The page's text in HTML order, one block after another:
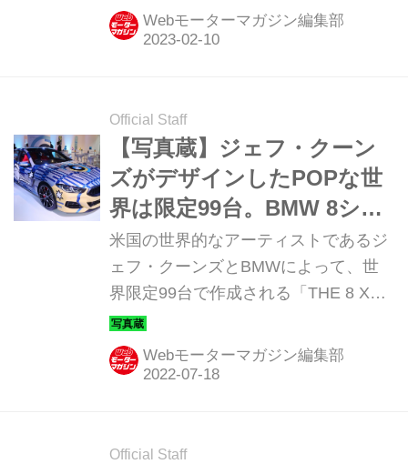
幅にアップデートして発表した。日本
仕様に関しては、まだアナウンスはさ
Webモーターマガジン編集部
Official Staff
【写真蔵】ジェフ・クーン
ズがデザインしたPOPな世
界は限定99台。BMW 8シリ
ーズ グランクーペが大変
身。
米国の世界的なアーティストであるジ
ェフ・クーンズとBMWによって、世
界限定99台で作成される「THE 8 X
JEFF KOONS（ジ エイト アンド ジェ
フ・クーンズ）」。そのディテールを
写真で紹介しよう。
Webモーターマガジン編集部
Official Staff